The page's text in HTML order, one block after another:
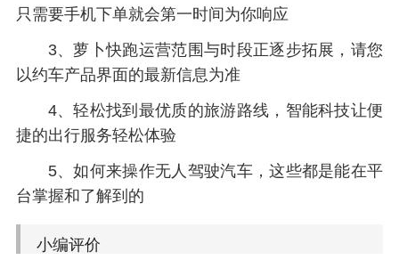
只需要手机下单就会第一时间为你响应
3、萝卜快跑运营范围与时段正逐步拓展，请您
以约车产品界面的最新信息为准
4、轻松找到最优质的旅游路线，智能科技让便
捷的出行服务轻松体验
5、如何来操作无人驾驶汽车，这些都是能在平
台掌握和了解到的
小编评价